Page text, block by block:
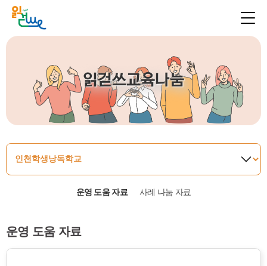
읽걷쓰교육나눔
운영 도움 자료 사례 나눔 자료
운영 도움 자료